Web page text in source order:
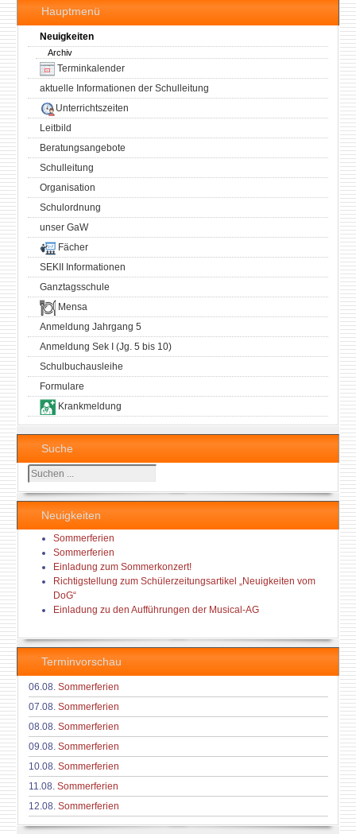
Hauptmenü
Neuigkeiten
Archiv
Terminkalender
aktuelle Informationen der Schulleitung
Unterrichtszeiten
Leitbild
Beratungsangebote
Schulleitung
Organisation
Schulordnung
unser GaW
Fächer
SEKII Informationen
Ganztagsschule
Mensa
Anmeldung Jahrgang 5
Anmeldung Sek I (Jg. 5 bis 10)
Schulbuchausleihe
Formulare
Krankmeldung
Suche
Suchen
...
Neuigkeiten
Sommerferien
Sommerferien
Einladung zum Sommerkonzert!
Richtigstellung zum Schülerzeitungsartikel „Neuigkeiten vom
DoG“
Einladung zu den Aufführungen der Musical-AG
Terminvorschau
06.08. Sommerferien
07.08. Sommerferien
08.08. Sommerferien
09.08. Sommerferien
10.08. Sommerferien
11.08. Sommerferien
12.08. Sommerferien